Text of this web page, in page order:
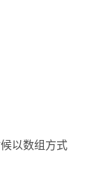
以数组方式